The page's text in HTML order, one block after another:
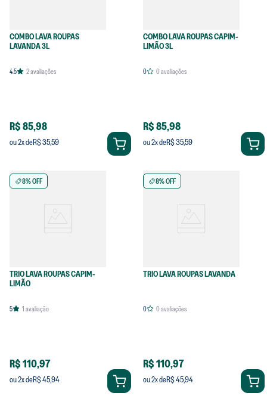
COMBO LAVA ROUPAS
LAVANDA 3L
4.5 2avaliações
R$ 85,98
ou2x deR$ 35,59
COMBO LAVA ROUPAS CAPIM-
LIMÃO 3L
0 0avaliações
R$ 85,98
ou2x deR$ 35,59
8% OFF
TRIO LAVA ROUPAS CAPIM-
LIMÃO
5 1 avaliação
R$ 110,97
ou2x deR$ 45,94
8% OFF
TRIO LAVA ROUPAS LAVANDA
0 0avaliações
R$ 110,97
ou2x deR$ 45,94